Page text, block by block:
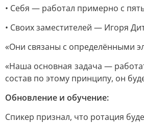
• Себя — работал примерно с
• Своих заместителей — Игоря
«Они связаны с определёнными
«Наша основная задача —
состав по этому принципу, он
Обновление и обучение:
Спикер признал, что ротация